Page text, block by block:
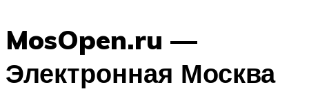
MosOpen.ru —
Электронная Москва